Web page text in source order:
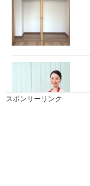
スポンサーリンク